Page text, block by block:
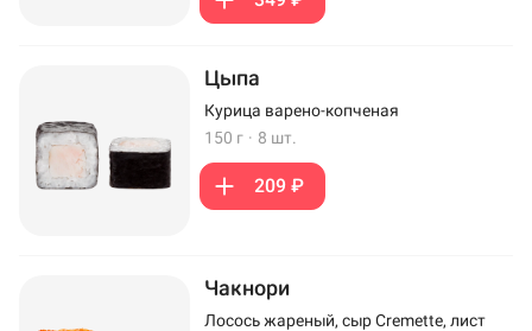
Цыпа
Курица варено-копченая
150 г · 8 шт.
209 ₽
Чакнори
Лосось жареный, сыр Cremette, лист